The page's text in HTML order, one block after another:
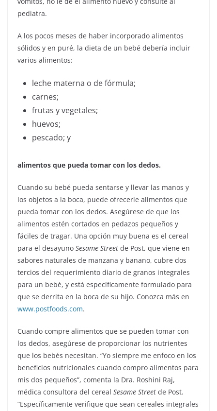
pediatra.
A los pocos meses de haber incorporado alimentos
sólidos y en puré, la dieta de un bebé debería incluir
varios alimentos:
leche materna o de fórmula;
carnes;
frutas y vegetales;
huevos;
pescado; y
alimentos que pueda tomar con los dedos.
Cuando su bebé pueda sentarse y llevar las manos y
los objetos a la boca, puede ofrecerle alimentos que
pueda tomar con los dedos. Asegúrese de que los
alimentos estén cortados en pedazos pequeños y
fáciles de tragar. Una opción muy buena es el cereal
para el desayuno Sesame Street de Post, que viene en
sabores naturales de manzana y banano, cubre dos
tercios del requerimiento diario de granos integrales
para un bebé, y está específicamente formulado para
que se derrita en la boca de su hijo. Conozca más en
www.postfoods.com.
Cuando compre alimentos que se pueden tomar con
los dedos, asegúrese de proporcionar los nutrientes
que los bebés necesitan. “Yo siempre me enfoco en los
beneficios nutricionales cuando compro alimentos para
mis dos pequeños”, comenta la Dra. Roshini Raj,
médica consultora del cereal Sesame Street de Post.
“Específicamente verifique que sean cereales integrales